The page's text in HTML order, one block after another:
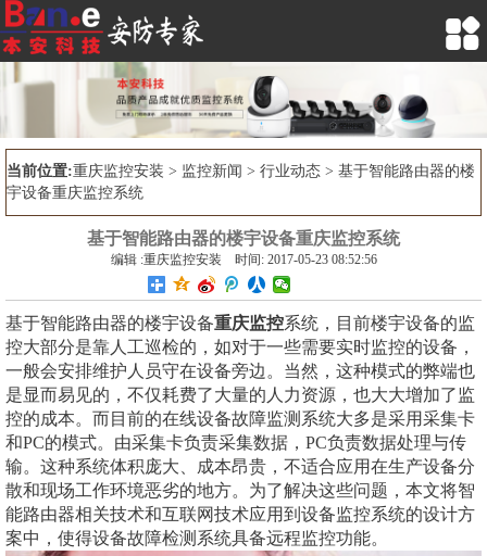

当前位置:重庆监控安装 > 监控新闻 > 行业动态 > 基于智能路由器的楼
宇设备重庆监控系统
基于智能路由器的楼宇设备重庆监控系统
编辑 :重庆监控安装 时间: 2017-05-23 08:52:56
基于智能路由器的楼宇设备重庆监控系统，目前楼宇设备的监
控大部分是靠人工巡检的，如对于一些需要实时监控的设备，
一般会安排维护人员守在设备旁边。当然，这种模式的弊端也
是显而易见的，不仅耗费了大量的人力资源，也大大增加了监
控的成本。而目前的在线设备故障监测系统大多是采用采集卡
和PC的模式。由采集卡负责采集数据，PC负责数据处理与传
输。这种系统体积庞大、成本昂贵，不适合应用在生产设备分
散和现场工作环境恶劣的地方。为了解决这些问题，本文将智
能路由器相关技术和互联网技术应用到设备监控系统的设计方
案中，使得设备故障检测系统具备远程监控功能。